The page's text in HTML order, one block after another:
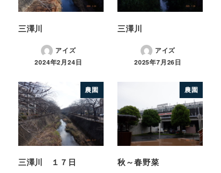
三澤川
アイズ
2024年2月24日
三澤川
アイズ
2025年7月26日
農園
三澤川 １７日
農園
秋～春野菜